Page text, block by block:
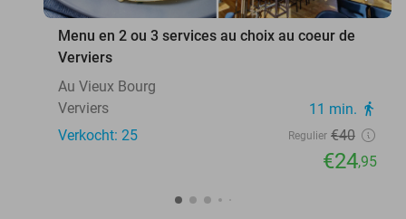
Menu en 2 ou 3 services au choix au coeur de
Verviers
Au Vieux Bourg
Verviers
11 min. directions_walk
Verkocht: 25 Regulier €40
€24,95